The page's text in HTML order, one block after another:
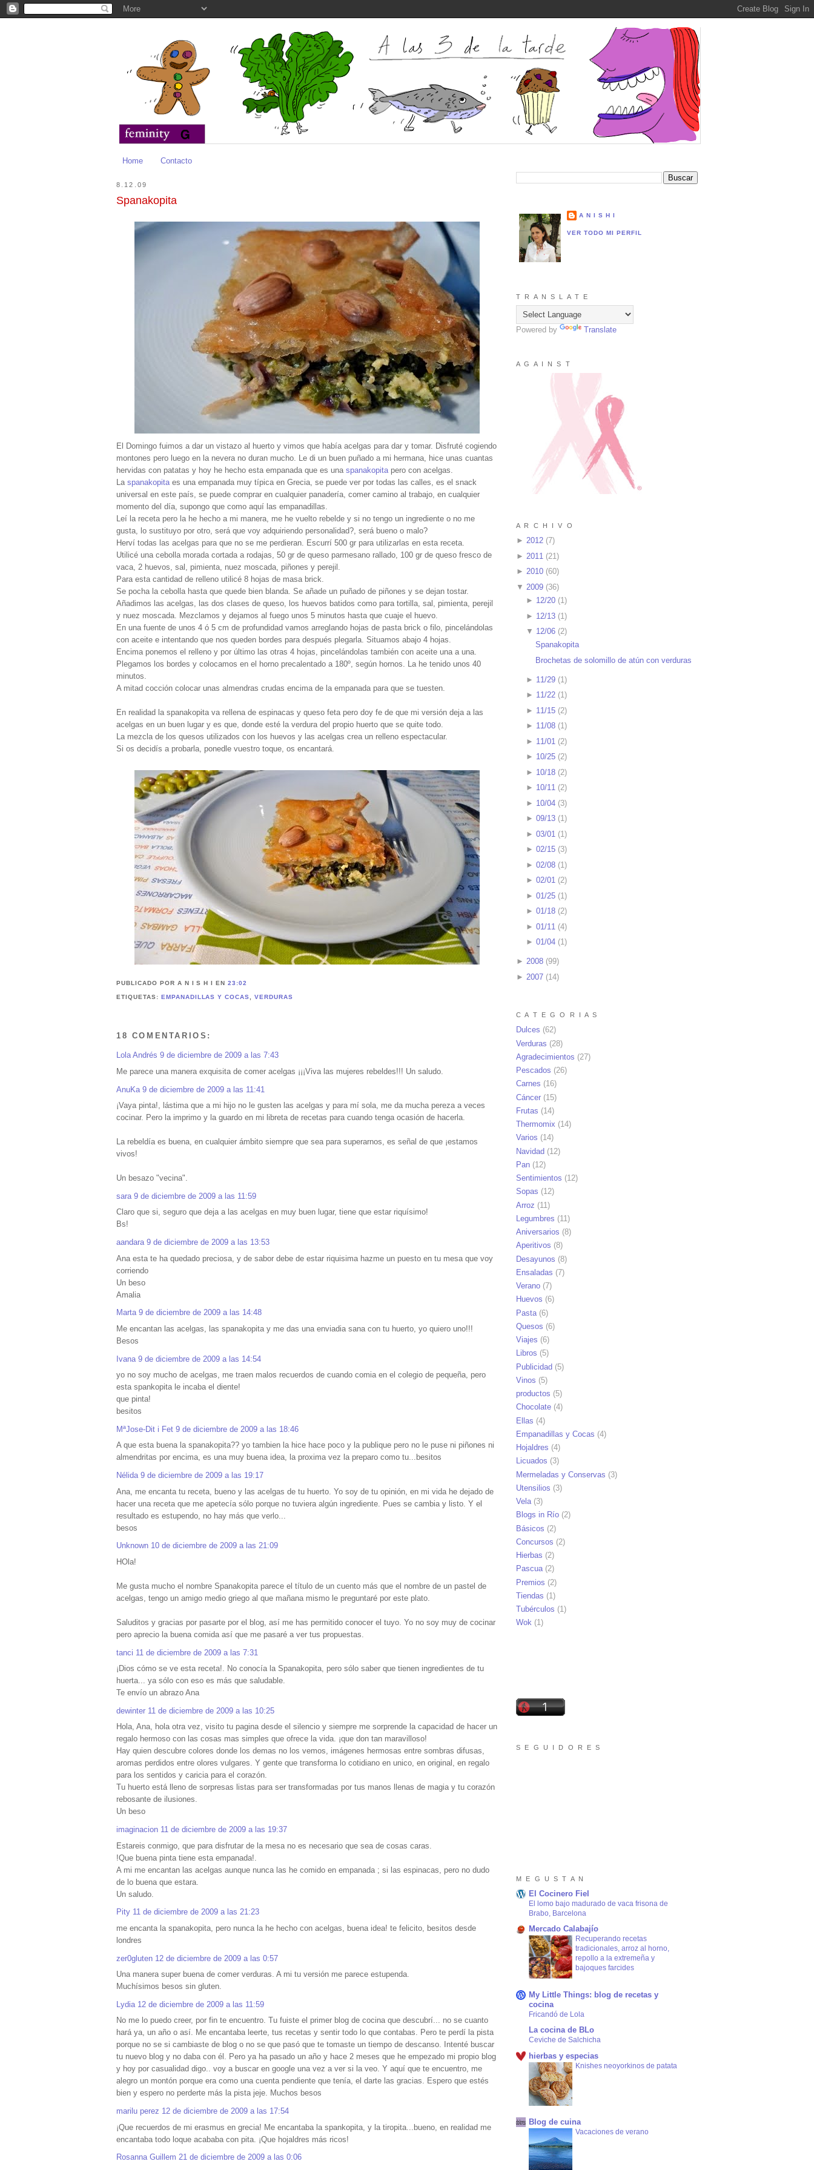
Home Contacto
8.12.09
Spanakopita
El Domingo fuimos a dar un vistazo al huerto y vimos que había acelgas para dar y tomar. Disfruté cogiendo
montones pero luego en la nevera no duran mucho. Le di un buen puñado a mi hermana, hice unas cuantas
hervidas con patatas y hoy he hecho esta empanada que es una spanakopita pero con acelgas.
La spanakopita es una empanada muy típica en Grecia, se puede ver por todas las calles, es el snack
universal en este país, se puede comprar en cualquier panadería, comer camino al trabajo, en cualquier
momento del día, supongo que como aquí las empanadillas.
Leí la receta pero la he hecho a mi manera, me he vuelto rebelde y si no tengo un ingrediente o no me
gusta, lo sustituyo por otro, será que voy adquiriendo personalidad?, será bueno o malo?
Herví todas las acelgas para que no se me perdieran. Escurrí 500 gr para utilizarlas en esta receta.
Utilicé una cebolla morada cortada a rodajas, 50 gr de queso parmesano rallado, 100 gr de queso fresco de
vaca, 2 huevos, sal, pimienta, nuez moscada, piñones y perejil.
Para esta cantidad de relleno utilicé 8 hojas de masa brick.
Se pocha la cebolla hasta que quede bien blanda. Se añade un puñado de piñones y se dejan tostar.
Añadimos las acelgas, las dos clases de queso, los huevos batidos como para tortilla, sal, pimienta, perejil
y nuez moscada. Mezclamos y dejamos al fuego unos 5 minutos hasta que cuaje el huevo.
En una fuente de unos 4 ó 5 cm de profundidad vamos arreglando hojas de pasta brick o filo, pincelándolas
con aceite e intentando que nos queden bordes para después plegarla. Situamos abajo 4 hojas.
Encima ponemos el relleno y por último las otras 4 hojas, pincelándolas también con aceite una a una.
Plegamos los bordes y colocamos en el horno precalentado a 180º, según hornos. La he tenido unos 40
minutos.
A mitad cocción colocar unas almendras crudas encima de la empanada para que se tuesten.
En realidad la spanakopita va rellena de espinacas y queso feta pero doy fe de que mi versión deja a las
acelgas en un buen lugar y es que, donde esté la verdura del propio huerto que se quite todo.
La mezcla de los quesos utilizados con los huevos y las acelgas crea un relleno espectacular.
Si os decidís a probarla, ponedle vuestro toque, os encantará.
PUBLICADO POR A N I S H IEN23:02
ETIQUETAS: EMPANADILLAS Y COCAS ,VERDURAS
18 COMENTARIOS:
Lola Andrés 9 de diciembre de 2009 a las 7:43
Me parece una manera exquisita de comer acelgas ¡¡¡Viva las mujeres rebeldes!!! Un saludo.
AnuKa 9 de diciembre de 2009 a las 11:41
¡Vaya pinta!, lástima que a mi hijo no le gusten las acelgas y para mí sola, me da mucha pereza a veces
cocinar. Pero la imprimo y la guardo en mi libreta de recetas para cuando tenga ocasión de hacerla.
La rebeldía es buena, en cualquier ámbito siempre que sea para superarnos, es señal de que ¡estamos
vivos!
Un besazo "vecina".
sara 9 de diciembre de 2009 a las 11:59
Claro que si, seguro que deja a las acelgas en muy buen lugar, tiene que estar riquísimo!
Bs!
aandara 9 de diciembre de 2009 a las 13:53
Ana esta te ha quedado preciosa, y de sabor debe de estar riquisima hazme un puesto en tu mesa que voy
corriendo
Un beso
Amalia
Marta 9 de diciembre de 2009 a las 14:48
Me encantan las acelgas, las spanakopita y me das una enviadia sana con tu huerto, yo quiero uno!!!
Besos
Ivana 9 de diciembre de 2009 a las 14:54
yo no soy mucho de acelgas, me traen malos recuerdos de cuando comia en el colegio de pequeña, pero
esta spankopita le incaba el diente!
que pinta!
besitos
MªJose-Dit i Fet 9 de diciembre de 2009 a las 18:46
A que esta buena la spanakopita?? yo tambien la hice hace poco y la publique pero no le puse ni piñones ni
almendritas por encima, es una muy buena idea, la proxima vez la preparo como tu...besitos
Nélida 9 de diciembre de 2009 a las 19:17
Ana, me encanta tu receta, bueno y las acelgas de tu huerto. Yo soy de tu opinión, en mi vida he dejado de
hacer una receta que me apetecía sólo porque no tuviera algún ingrediente. Pues se cambia y listo. Y el
resultado es estupendo, no hay más que verlo...
besos
Unknown 10 de diciembre de 2009 a las 21:09
HOla!
Me gusta mucho el nombre Spanakopita parece el título de un cuento más que el nombre de un pastel de
acelgas, tengo un amigo medio griego al que mañana mismo le preguntaré por este plato.
Saluditos y gracias por pasarte por el blog, así me has permitido conocer el tuyo. Yo no soy muy de cocinar
pero aprecio la buena comida así que me pasaré a ver tus propuestas.
tanci 11 de diciembre de 2009 a las 7:31
¡Dios cómo se ve esta receta!. No conocía la Spanakopita, pero sólo saber que tienen ingredientes de tu
huerta... ya sólo con eso es más que saludable.
Te envío un abrazo Ana
dewinter 11 de diciembre de 2009 a las 10:25
Hola, Ana, hola otra vez, visito tu pagina desde el silencio y siempre me sorprende la capacidad de hacer un
regalo hermoso con las cosas mas simples que ofrece la vida. ¡que don tan maravilloso!
Hay quien descubre colores donde los demas no los vemos, imágenes hermosas entre sombras difusas,
aromas perdidos entre olores vulgares. Y gente que transforma lo cotidiano en unico, en original, en regalo
para los sentidos y caricia para el corazón.
Tu huerto está lleno de sorpresas listas para ser transformadas por tus manos llenas de magia y tu corazón
rebosante de ilusiones.
Un beso
imaginacion 11 de diciembre de 2009 a las 19:37
Estareis conmigo, que para disfrutar de la mesa no es necesario que sea de cosas caras.
!Que buena pinta tiene esta empanada!.
A mi me encantan las acelgas aunque nunca las he comido en empanada ; si las espinacas, pero no dudo
de lo buena que estara.
Un saludo.
Pity 11 de diciembre de 2009 a las 21:23
me encanta la spanakopita, pero nunca la he hecho con acelgas, buena idea! te felicito, besitos desde
londres
zer0gluten 12 de diciembre de 2009 a las 0:57
Una manera super buena de comer verduras. A mi tu versión me parece estupenda.
Muchísimos besos sin gluten.
Lydia 12 de diciembre de 2009 a las 11:59
No me lo puedo creer, por fin te encuentro. Tu fuiste el primer blog de cocina que descubrí... no se cuanto
hará ya, un año o así. Me encantaba leerte, tus recetas y sentir todo lo que contabas. Pero te perdí la pista
porque no se si cambiaste de blog o no se que pasó que te tomaste un tiempo de descanso. Intenté buscar
tu nuevo blog y no daba con él. Pero ya ha pasado un año y hace 2 meses que he empezado mi propio blog
y hoy por casualidad digo.. voy a buscar en google una vez a ver si la veo. Y aquí que te encuentro, me
alegro un montón porque era como una cuenta pendiente que tenía, el darte las gracias. Espero que estés
bien y espero no perderte más la pista jeje. Muchos besos
marilu perez 12 de diciembre de 2009 a las 17:54
¡Que recuerdos de mi erasmus en grecia! Me encantaba la spankopita, y la tiropita...bueno, en realidad me
encantaba todo loque acababa con pita. ¡Que hojaldres más ricos!
Rosanna Guillem 21 de diciembre de 2009 a las 0:06
A N I S H I
VER TODO MI PERFIL
T R A N S L A T E
Powered by Translate
A G A I N S T
A R C H I V O
► 2012 (7)
► 2011 (21 )
► 2010 (60)
▼ 2009 (36)
► 12/20(1)
► 12/13(1)
▼ 12/06(2)
Spanakopita
Brochetas de solomillo de atún con verduras
► 11/29(1 )
► 11/22(1)
► 11/15(2)
► 11/08(1)
► 11/01 (2)
► 10/25(2)
► 10/18(2)
► 10/11(2)
► 10/04(3)
► 09/13(1)
► 03/01 (1 )
► 02/15(3)
► 02/08(1 )
► 02/01(2)
► 01/25(1 )
► 01/18(2)
► 01/11 (4)
► 01/04(1)
► 2008 (99)
► 2007 (14)
C A T E G O R I A S
Dulces (62)
Verduras (28)
Agradecimientos (27)
Pescados (26)
Carnes (16)
Cáncer (15)
Frutas (14)
Thermomix (14)
Varios (14)
Navidad (12)
Pan (12)
Sentimientos (12)
Sopas (12)
Arroz (11)
Legumbres (11)
Aniversarios (8)
Aperitivos (8)
Desayunos (8)
Ensaladas (7)
Verano (7)
Huevos (6)
Pasta (6)
Quesos (6)
Viajes (6)
Libros (5)
Publicidad (5)
Vinos (5)
productos (5)
Chocolate (4)
Ellas (4)
Empanadillas y Cocas (4)
Hojaldres (4)
Licuados (3)
Mermeladas y Conservas (3)
Utensilios (3)
Vela(3)
Blogs in Río (2)
Básicos (2)
Concursos (2)
Hierbas (2)
Pascua(2)
Premios (2)
Tiendas (1)
Tubérculos (1)
Wok (1)
S E G U I D O R E S
M E G U S T A N
El Cocinero Fiel
El lomo bajo madurado de vaca frisona de
Brabo, Barcelona
Mercado Calabajío
Recuperando recetas
tradicionales, arroz al horno,
repollo a la extremeña y
bajoques farcides
My Little Things: blog de recetas y
cocina
Fricandó de Lola
La cocina de BLo
Ceviche de Salchicha
hierbas y especias
Knishes neoyorkinos de patata
Blog de cuina
Vacaciones de verano